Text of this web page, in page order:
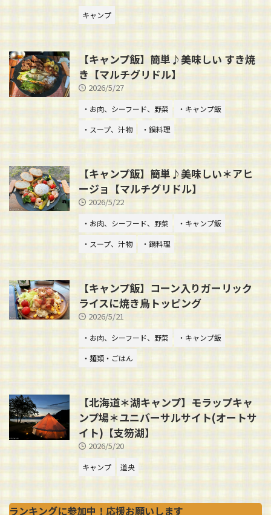
キャンプ
【キャンプ飯】簡単♪美味しい すき焼
き【マルチグリドル】
2026/5/27
・お肉、シーフード、野菜
・キャンプ飯
・スープ、汁物
・鍋料理
【キャンプ飯】簡単♪美味しい＊アヒ
ージョ【マルチグリドル】
2026/5/22
・お肉、シーフード、野菜
・キャンプ飯
・スープ、汁物
・鍋料理
【キャンプ飯】コーン入りガーリック
ライスに焼き鳥トッピング
2026/5/21
・お肉、シーフード、野菜
・キャンプ飯
・麺類・ごはん
【北海道＊湖キャンプ】モラップキャ
ンプ場＊ユニバーサルサイト(オートサ
イト)【支笏湖】
2026/5/20
キャンプ 道央
ランキングに参加中！応援お願いします